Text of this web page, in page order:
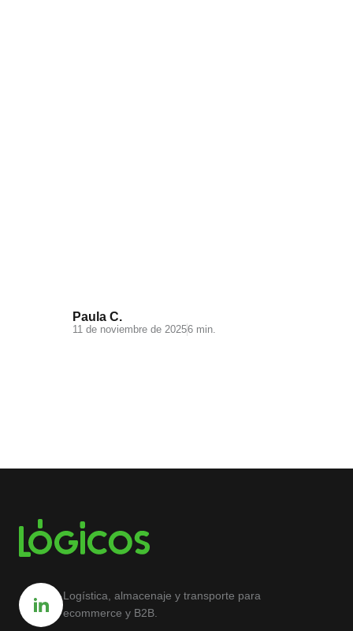
Paula C.
11 de noviembre de 20256 min.
Logística, almacenaje y transporte para
ecommerce y B2B.